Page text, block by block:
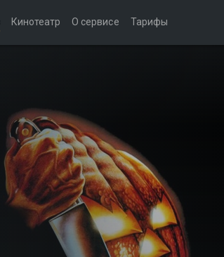
Кинотеатр О сервисе Тарифы